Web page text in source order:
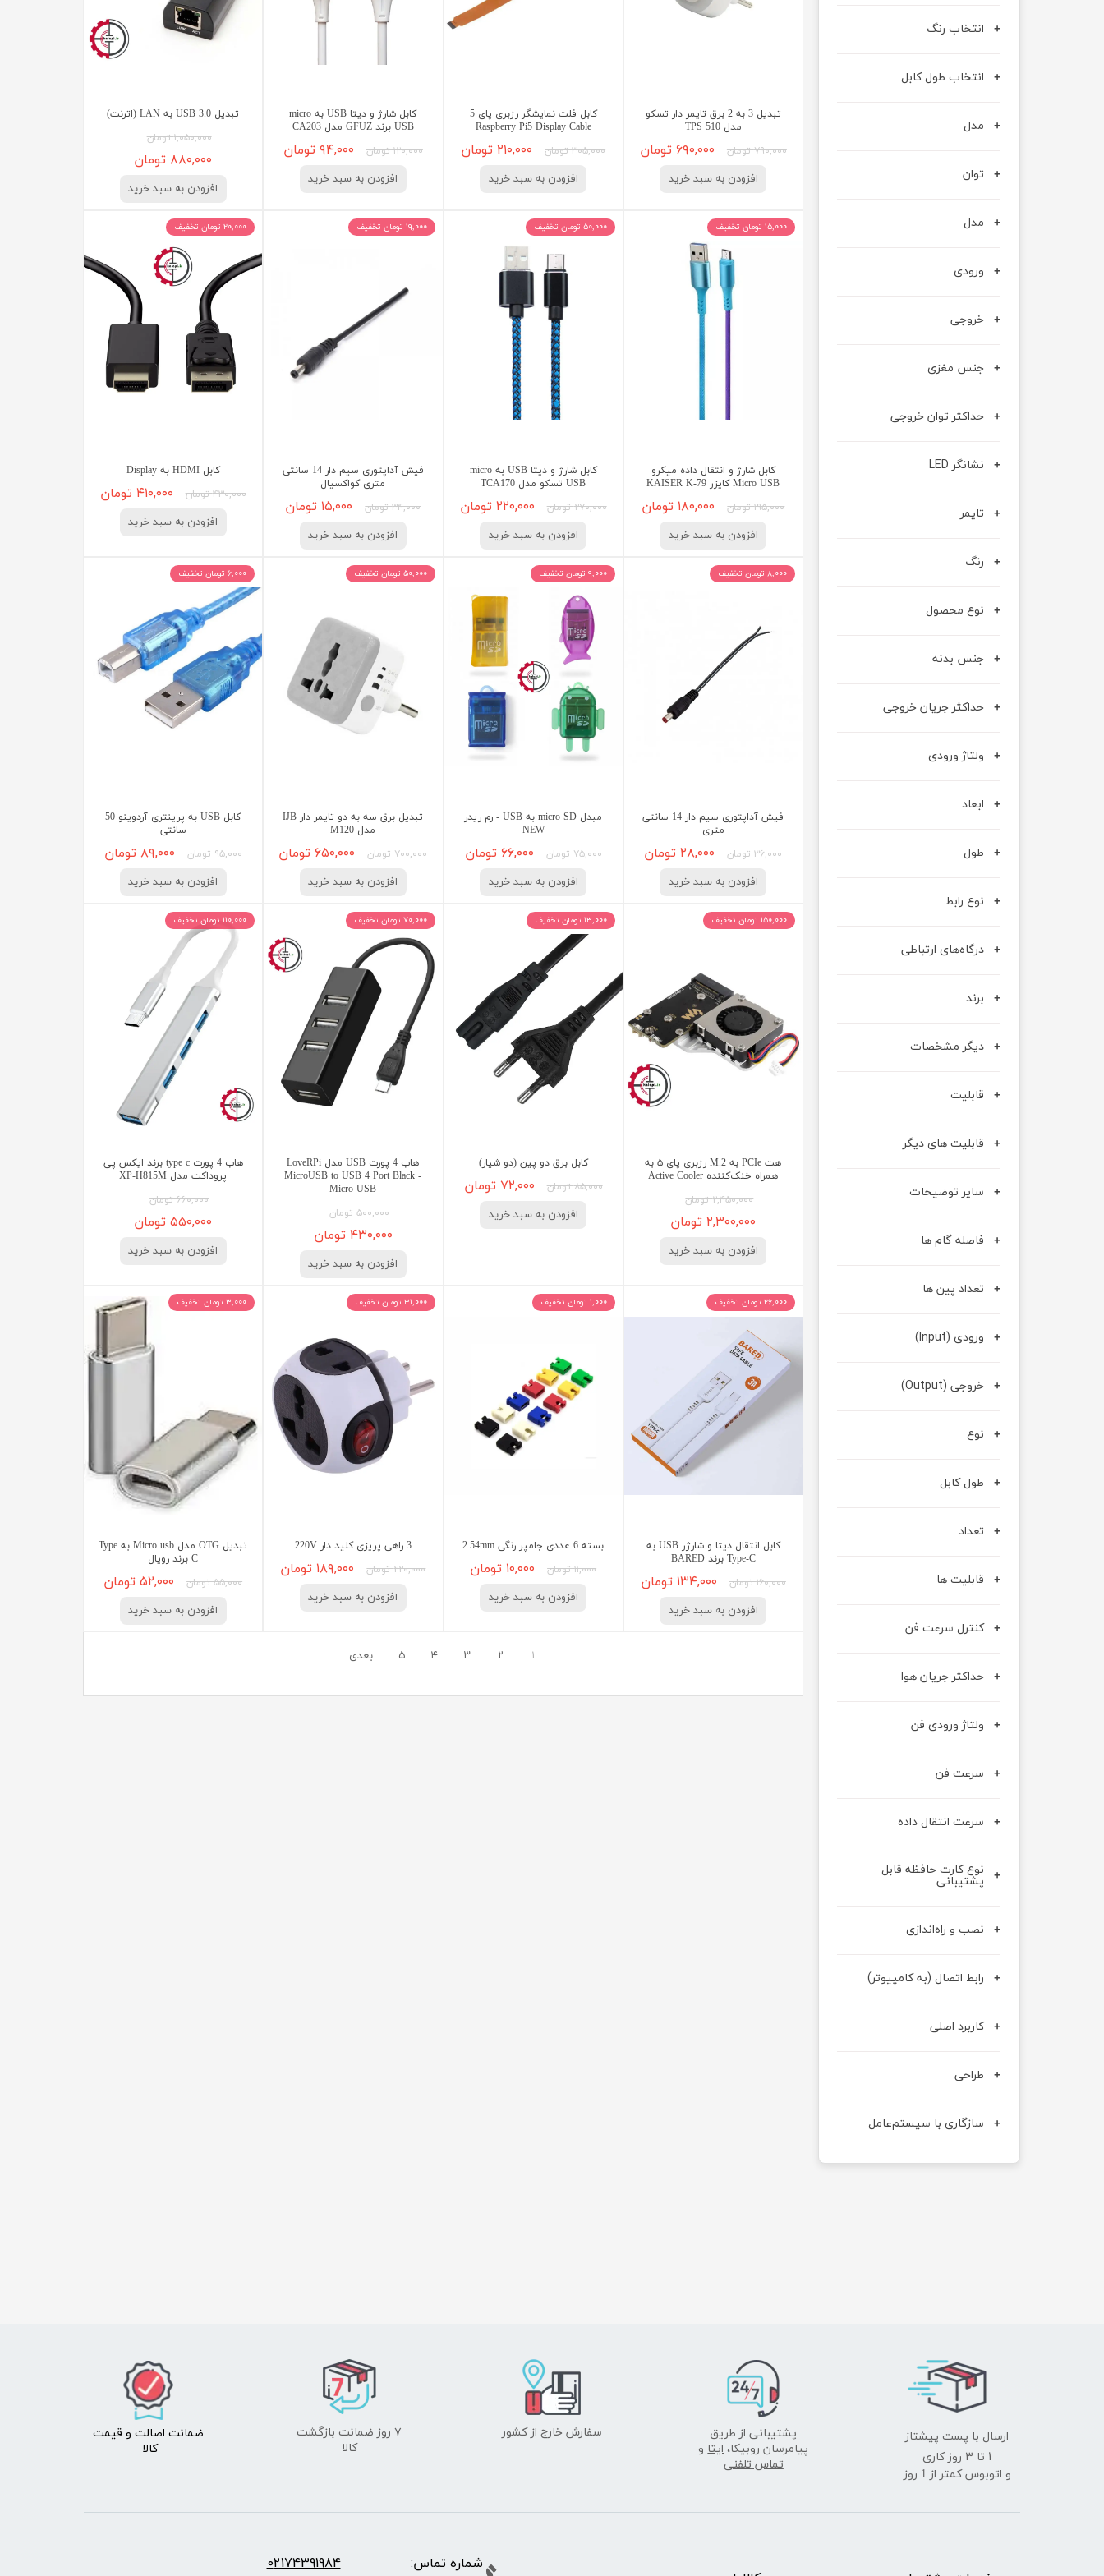
انتخاب رنگ
انتخاب طول کابل
مدل
توان
مدل
ورودی
خروجی
جنس مغزی
حداکثر توان خروجی
نشانگر LED
تایمر
رنگ
نوع محصول
جنس بدنه
حداکثر جریان خروجی
ولتاژ ورودی
ابعاد
طول
نوع رابط
درگاه‌های ارتباطی
برند
دیگر مشخصات
قابلیت
قابلیت های دیگر
سایر توضیحات
فاصله گام ها
تعداد پین ها
ورودی (Input)
خروجی (Output)
نوع
طول کابل
تعداد
قابلیت ها
کنترل سرعت فن
حداکثر جریان هوا
ولتاژ ورودی فن
سرعت فن
سرعت انتقال داده
نوع کارت حافظه قابل
پشتیبانی
نصب و راه‌اندازی
رابط اتصال (به کامپیوتر)
کاربرد اصلی
طراحی
سازگاری با سیستم‌عامل
تبدیل 3 به 2 برق تایمر دار تسکو
مدل TPS 510
۷۹۰,۰۰۰ تومان ۶۹۰,۰۰۰ تومان
افزودن به سبد خرید
کابل فلت نمایشگر رزبری پای 5
Raspberry Pi5 Display Cable
۳۰۵,۰۰۰ تومان ۲۱۰,۰۰۰ تومان
افزودن به سبد خرید
کابل شارژ و دیتا USB به micro
USB برند GFUZ مدل CA203
۱۲۰,۰۰۰ تومان ۹۴,۰۰۰ تومان
افزودن به سبد خرید
تبدیل USB 3.0 به LAN (اترنت)
۱,۰۵۰,۰۰۰ تومان
۸۸۰,۰۰۰ تومان
افزودن به سبد خرید
کابل شارژ و انتقال داده میکرو
Micro USB کایزر KAISER K-79
۱۹۵,۰۰۰ تومان ۱۸۰,۰۰۰ تومان
افزودن به سبد خرید
۱۵,۰۰۰ تومان تخفیف
کابل شارژ و دیتا USB به micro
USB تسکو مدل TCA170
۲۷۰,۰۰۰ تومان ۲۲۰,۰۰۰ تومان
افزودن به سبد خرید
۵۰,۰۰۰ تومان تخفیف
فیش آداپتوری سیم دار 14 سانتی
متری کواکسیال
۳۴,۰۰۰ تومان ۱۵,۰۰۰ تومان
افزودن به سبد خرید
۱۹,۰۰۰ تومان تخفیف
کابل HDMI به Display
۴۳۰,۰۰۰ تومان ۴۱۰,۰۰۰ تومان
افزودن به سبد خرید
۲۰,۰۰۰ تومان تخفیف
فیش آداپتوری سیم دار 14 سانتی
متری
۳۶,۰۰۰ تومان ۲۸,۰۰۰ تومان
افزودن به سبد خرید
۸,۰۰۰ تومان تخفیف
مبدل micro SD به USB - رم ریدر
NEW
۷۵,۰۰۰ تومان ۶۶,۰۰۰ تومان
افزودن به سبد خرید
۹,۰۰۰ تومان تخفیف
تبدیل برق سه به دو تایمر دار IJB
مدل M120
۷۰۰,۰۰۰ تومان ۶۵۰,۰۰۰ تومان
افزودن به سبد خرید
۵۰,۰۰۰ تومان تخفیف
کابل USB به پرینتری آردوینو 50
سانتی
۹۵,۰۰۰ تومان ۸۹,۰۰۰ تومان
افزودن به سبد خرید
۶,۰۰۰ تومان تخفیف
هت PCIe به M.2 رزبری پای ۵ به
همراه خنک‌کننده Active Cooler
۲,۴۵۰,۰۰۰ تومان
۲,۳۰۰,۰۰۰ تومان
افزودن به سبد خرید
۱۵۰,۰۰۰ تومان تخفیف
کابل برق دو پین (دو شیار)
۸۵,۰۰۰ تومان ۷۲,۰۰۰ تومان
افزودن به سبد خرید
۱۳,۰۰۰ تومان تخفیف
هاب 4 پورت USB مدل LoveRPi
MicroUSB to USB 4 Port Black -
Micro USB
۵۰۰,۰۰۰ تومان
۴۳۰,۰۰۰ تومان
افزودن به سبد خرید
۷۰,۰۰۰ تومان تخفیف
هاب 4 پورت type c برند ایکس پی
پروداکت مدل XP-H815M
۶۶۰,۰۰۰ تومان
۵۵۰,۰۰۰ تومان
افزودن به سبد خرید
۱۱۰,۰۰۰ تومان تخفیف
کابل انتقال دیتا و شارژر USB به
Type-C برند BARED
۱۶۰,۰۰۰ تومان ۱۳۴,۰۰۰ تومان
افزودن به سبد خرید
۲۶,۰۰۰ تومان تخفیف
بسته 6 عددی جامپر رنگی 2.54mm
۱۱,۰۰۰ تومان ۱۰,۰۰۰ تومان
افزودن به سبد خرید
۱,۰۰۰ تومان تخفیف
3 راهی پریزی کلید دار 220V
۲۲۰,۰۰۰ تومان ۱۸۹,۰۰۰ تومان
افزودن به سبد خرید
۳۱,۰۰۰ تومان تخفیف
تبدیل OTG مدل Micro usb به Type
C برند رویال
۵۵,۰۰۰ تومان ۵۲,۰۰۰ تومان
افزودن به سبد خرید
۳,۰۰۰ تومان تخفیف
۱ ۲ ۳ ۴ ۵ بعدی
ارسال با پست پیشتاز
​​​​​​​1 تا 3 روز کاری
و اتوبوس کمتر از 1 روز
پشتیبانی از طریق
پیامرسان روبیکا، ایتا و
تماس تلفنی
سفارش خارج از کشور
۷ روز ضمانت بازگشت
​​​​​​​کالا
ضمانت اصالت و قیمت​​​​​​​
کالا ​​​​​​​
شماره تماس: 02174391984